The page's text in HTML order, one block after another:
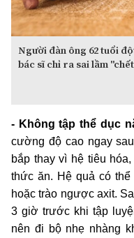
Người đàn ông 62 tuổi
bác sĩ chỉ ra sai lầm
- Không tập thể dục
cường độ cao ngay
bắp thay vì hệ tiêu
thức ăn. Hệ quả có thể
hoặc trào ngược axit.
3 giờ trước khi tập
nên đi bộ nhẹ nhàng